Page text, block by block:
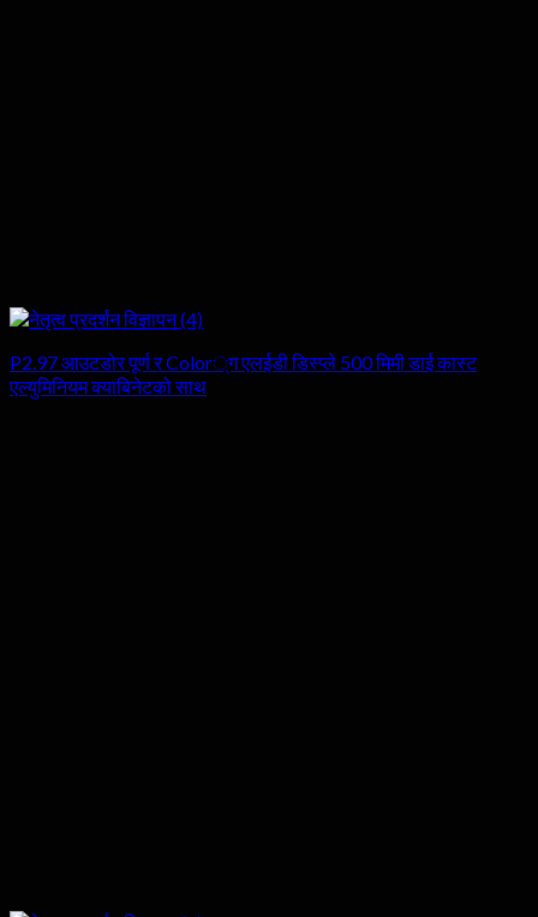
P2.97 आउटडोर पूर्ण र Color्ग एलईडी डिस्प्ले 500 मिमी डाई कास्ट
एल्युमिनियम क्याबिनेटको साथ